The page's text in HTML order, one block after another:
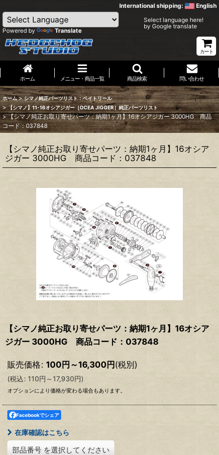
International shipping: English
Powered by Translate
Select language here!
by Google translate
カート
ホーム メニュー・商品一覧 商品検索 問い合わせ
ホーム > シマノ純正パーツリスト：ベイトリール
> 【シマノ】11-16オシアジガー［OCEA JIGGER］純正パーツリスト
> 【シマノ純正お取り寄せパーツ：納期1ヶ月】16オシアジガー 3000HG 商品
コード：037848
【シマノ純正お取り寄せパーツ：納期1ヶ月】16オシア
ジガー 3000HG 商品コード：037848
【シマノ純正お取り寄せパーツ：納期1ヶ月】16オシア
ジガー 3000HG 商品コード：037848
販売価格: 100円～16,300円(税別)
(税込: 110円 ～17,930円)
オプションにより価格が変わる場合もあります。
Facebookでシェア
在庫確認はこちら
部品番号 を選択してください